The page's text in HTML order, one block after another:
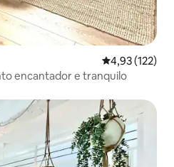
Classificação
4,93 (122)
encantador e tranquilo